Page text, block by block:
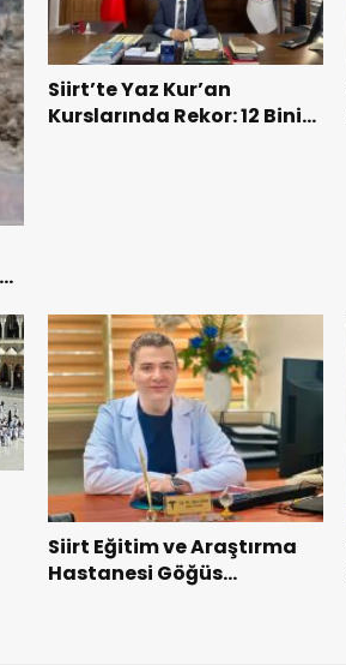
Siirt’te Yaz Kur’an
Kurslarında Rekor: 12 Bini
Siirt Eğitim ve Araştırma
Hastanesi Göğüs